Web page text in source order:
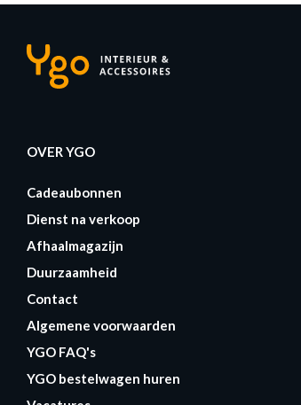
OVER YGO
Cadeaubonnen
Dienst na verkoop
Afhaalmagazijn
Duurzaamheid
Contact
Algemene voorwaarden
YGO FAQ's
YGO bestelwagen huren